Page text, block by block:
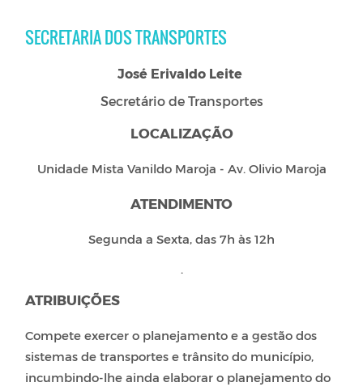
SECRETARIA DOS TRANSPORTES
José Erivaldo Leite
Secretário de Transportes
LOCALIZAÇÃO
Unidade Mista Vanildo Maroja - Av. Olivio Maroja
ATENDIMENTO
Segunda a Sexta, das 7h às 12h
.
ATRIBUIÇÕES
Compete exercer o planejamento e a gestão dos
sistemas de transportes e trânsito do município,
incumbindo-lhe ainda elaborar o planejamento do